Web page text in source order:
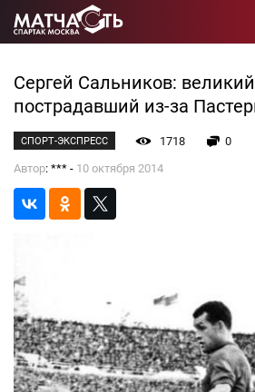
Сергей Сальников:
пострадавший из-за
СПОРТ-ЭКСПРЕСС 1718
0
Автор: *** - 10 октября 2014